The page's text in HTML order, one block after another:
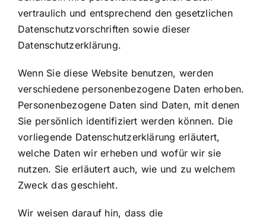
vertraulich und entsprechend den gesetzlichen
Datenschutzvorschriften sowie dieser
Datenschutzerklärung.
Wenn Sie diese Website benutzen, werden
verschiedene personenbezogene Daten erhoben.
Personenbezogene Daten sind Daten, mit denen
Sie persönlich identifiziert werden können. Die
vorliegende Datenschutzerklärung erläutert,
welche Daten wir erheben und wofür wir sie
nutzen. Sie erläutert auch, wie und zu welchem
Zweck das geschieht.
Wir weisen darauf hin, dass die